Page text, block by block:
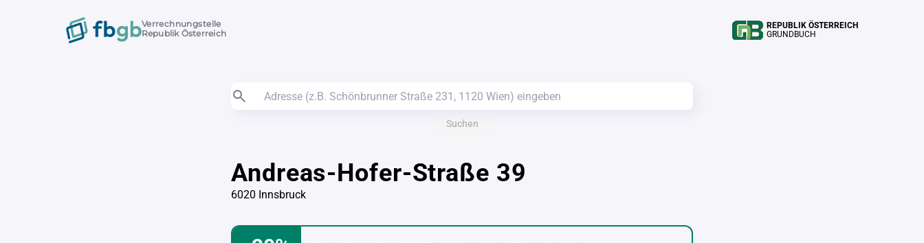
Verrechnungstelle
Republik Österreich
REPUBLIK ÖSTERREICH
GRUNDBUCH
Suchen
Andreas-Hofer-Straße 39
6020 Innsbruck